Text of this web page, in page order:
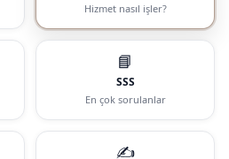
Hizmet nasıl işler?
📘
SSS
En çok sorulanlar
✍️